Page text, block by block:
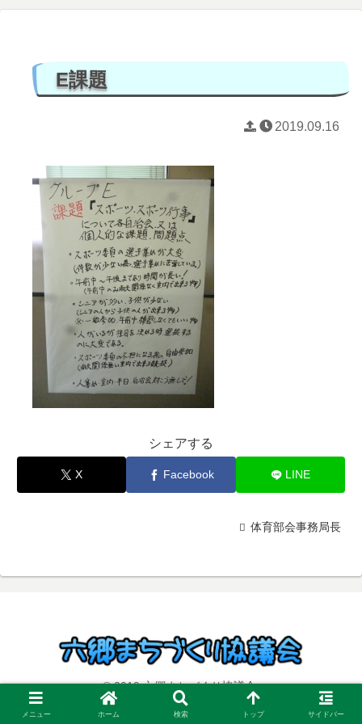
E課題
2019.09.16
シェアする
X Facebook LINE
体育部会事務局長
© 2019 六郷まちづくり協議会.
メニュー ホーム 検索 トップ サイドバー